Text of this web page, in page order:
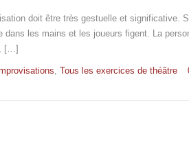
doit être très gestuelle et significative.
dans les mains et les joueurs figent. La
[…]
, Tous les exercices de théâtre